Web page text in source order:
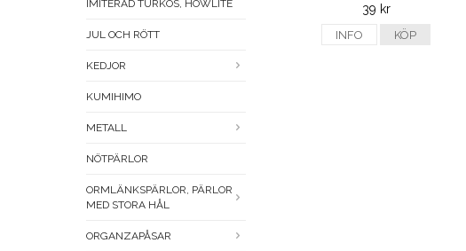
IMITERAD TURKOS, HOWLITE
JUL OCH RÖTT
KEDJOR
KUMIHIMO
METALL
NÖTPÄRLOR
ORMLÄNKSPÄRLOR, PÄRLOR
MED STORA HÅL
ORGANZAPÅSAR
39 kr
INFO KÖP